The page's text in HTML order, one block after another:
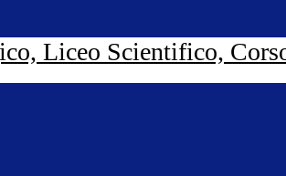
Liceo Scientifico,